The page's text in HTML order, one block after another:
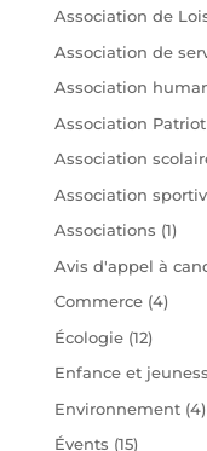
Association de
Association de
Association
Association
Association
Association
Associations (1)
Avis d'appel à
Commerce(4)
Écologie(12)
Enfance et
Environnement(4)
Évents (15)